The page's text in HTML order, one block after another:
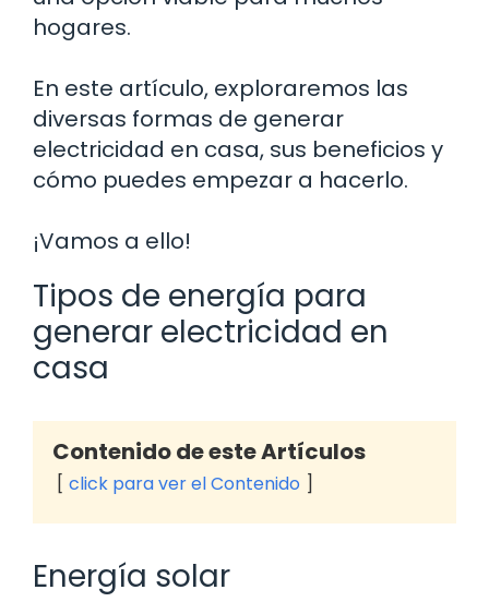
hogares.
En este artículo, exploraremos las
diversas formas de generar
electricidad en casa, sus beneficios y
cómo puedes empezar a hacerlo.
¡Vamos a ello!
Tipos de energía para
generar electricidad en
casa
Contenido de este Artículos
click para ver el Contenido
Energía solar